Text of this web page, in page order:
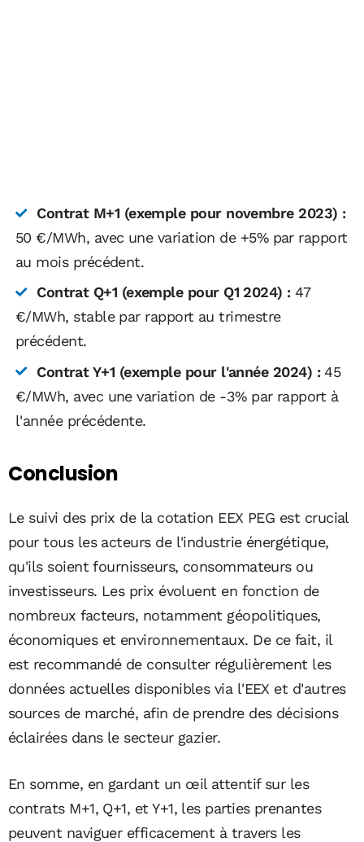
Contrat M+1 (exemple pour novembre 2023) :
50 €/MWh, avec une variation de +5% par rapport
au mois précédent.
Contrat Q+1 (exemple pour Q1 2024) :47
€/MWh, stable par rapport au trimestre
précédent.
Contrat Y+1 (exemple pour l'année 2024) :45
€/MWh, avec une variation de -3% par rapport à
l'année précédente.
Conclusion
Le suivi des prix de la cotation EEX PEG est crucial
pour tous les acteurs de l'industrie énergétique,
qu'ils soient fournisseurs, consommateurs ou
investisseurs. Les prix évoluent en fonction de
nombreux facteurs, notamment géopolitiques,
économiques et environnementaux. De ce fait, il
est recommandé de consulter régulièrement les
données actuelles disponibles via l'EEX et d'autres
sources de marché, afin de prendre des décisions
éclairées dans le secteur gazier.
En somme, en gardant un œil attentif sur les
contrats M+1, Q+1, et Y+1, les parties prenantes
peuvent naviguer efficacement à travers les